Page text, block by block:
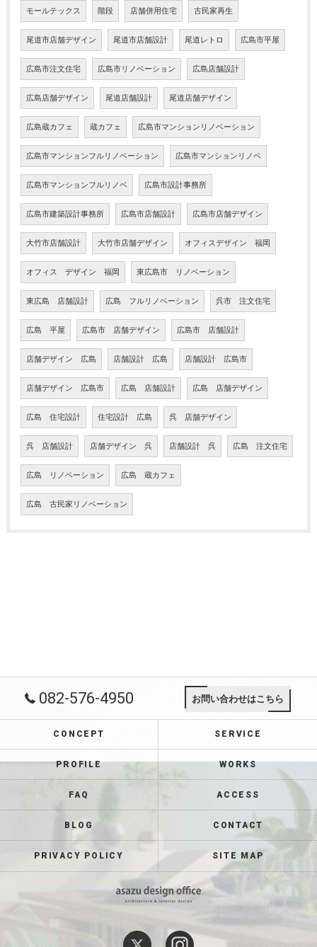
モールテックス 階段 店舗併用住宅 古民家再生
尾道市店舗デザイン 尾道市店舗設計 尾道レトロ 広島市平屋
広島市注文住宅 広島市リノベーション 広島店舗設計
広島店舗デザイン 尾道店舗設計 尾道店舗デザイン
広島蔵カフェ 蔵カフェ 広島市マンションリノベーション
広島市マンションフルリノベーション 広島市マンションリノベ
広島市マンションフルリノベ 広島市設計事務所
広島市建築設計事務所 広島市店舗設計 広島市店舗デザイン
大竹市店舗設計 大竹市店舗デザイン オフィスデザイン 福岡
オフィス デザイン 福岡 東広島市 リノベーション
東広島 店舗設計 広島 フルリノベーション 呉市 注文住宅
広島 平屋 広島市 店舗デザイン 広島市 店舗設計
店舗デザイン 広島 店舗設計 広島 店舗設計 広島市
店舗デザイン 広島市 広島 店舗設計 広島 店舗デザイン
広島 住宅設計 住宅設計 広島 呉 店舗デザイン
呉 店舗設計 店舗デザイン 呉 店舗設計 呉 広島 注文住宅
広島 リノベーション 広島 蔵カフェ
広島 古民家リノベーション
082-576-4950 お問い合わせはこちら
CONCEPT SERVICE
PROFILE WORKS
FAQ ACCESS
BLOG CONTACT
PRIVACY POLICY SITE MAP